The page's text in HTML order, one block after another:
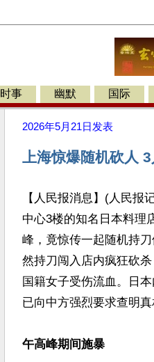
时事 幽默 国际
2026年5月21日 发表
上海惊爆随机砍人
【人民报消息】(人民报
中心3楼的知名日本料理
峰，竟惊传一起随机持
然持刀闯入店内疯狂砍
国籍女子受伤流血。日
已向中方强烈要求查明
午高峰期间施暴